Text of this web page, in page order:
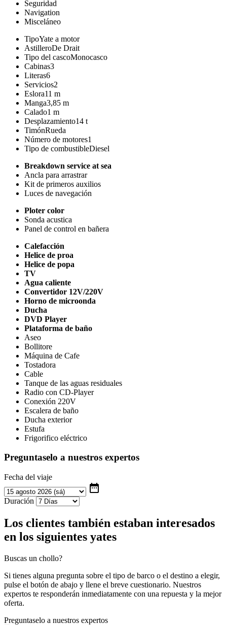
Seguridad
Navigation
Misceláneo
TipoYate a motor
AstilleroDe Drait
Tipo del cascoMonocasco
Cabinas3
Literas6
Servicios2
Eslora11 m
Manga3,85 m
Calado1 m
Desplazamiento14 t
TimónRueda
Número de motores1
Tipo de combustibleDiesel
Breakdown service at sea
Ancla para arrastrar
Kit de primeros auxilios
Luces de navegación
Ploter color
Sonda acustica
Panel de control en bañera
Calefacción
Helice de proa
Helice de popa
TV
Agua caliente
Convertidor 12V/220V
Horno de microonda
Ducha
DVD Player
Plataforma de baño
Aseo
Bollitore
Máquina de Cafe
Tostadora
Cable
Tanque de las aguas residuales
Radio con CD-Player
Conexión 220V
Escalera de baño
Ducha exterior
Estufa
Frigorifico eléctrico
Preguntaselo a nuestros expertos
Fecha del viaje
date_range
Duración
Los clientes también estaban interesados
en los siguientes yates
Buscas un chollo?
Si tienes alguna pregunta sobre el tipo de barco o el destino a elegir,
pulse el botón de abajo y llene el breve cuestionario. Nuestros
expertos te responderán inmediatamente con una repuesta y la mejor
oferta.
Preguntaselo a nuestros expertos